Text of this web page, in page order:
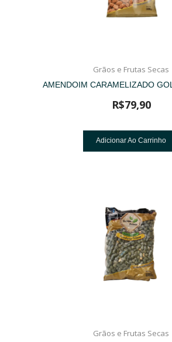
Grãos e Frutas Secas
AMENDOIM CARAMELIZADO
R$79,90
Adicionar Ao Carrinho
Grãos e Frutas Secas